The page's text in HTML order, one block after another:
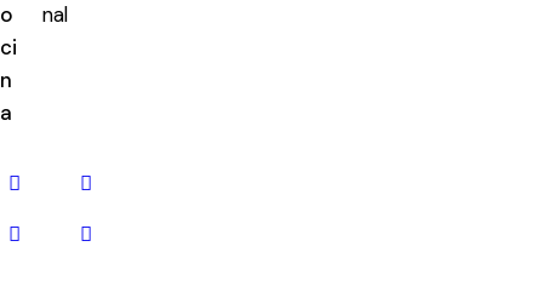
o
ci
n
a
nal